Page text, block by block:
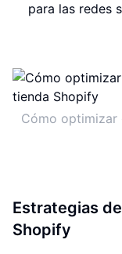
para las redes
Cómo optimizar
Estrategias
Shopify